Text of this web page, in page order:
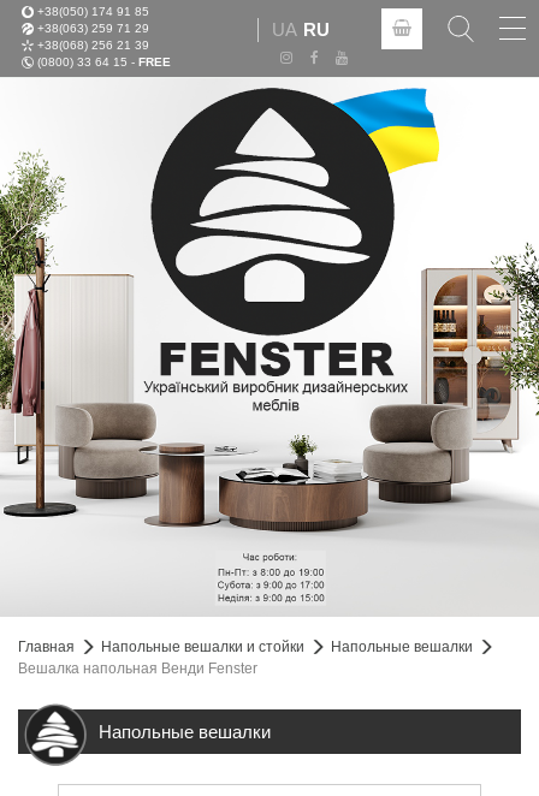
+38(050) 174 91 85
+38(063) 259 71 29
+38(068) 256 21 39
(0800) 33 64 15 - FREE
UA RU
Главная Напольные вешалки и стойки
Напольные вешалки
Вешалка напольная Венди Fenster
Напольные вешалки